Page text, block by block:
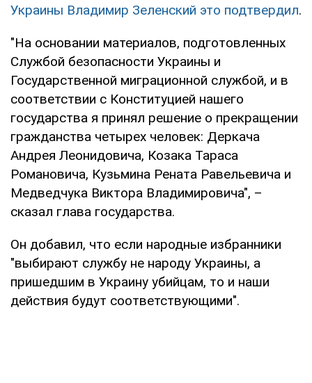
Украины Владимир Зеленский это подтвердил.
"На основании материалов, подготовленных
Службой безопасности Украины и
Государственной миграционной службой, и в
соответствии с Конституцией нашего
государства я принял решение о прекращении
гражданства четырех человек: Деркача
Андрея Леонидовича, Козака Тараса
Романовича, Кузьмина Рената Равельевича и
Медведчука Виктора Владимировича", –
сказал глава государства.
Он добавил, что если народные избранники
"выбирают службу не народу Украины, а
пришедшим в Украину убийцам, то и наши
действия будут соответствующими".